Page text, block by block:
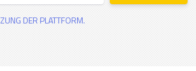
DER PLATTFORM.